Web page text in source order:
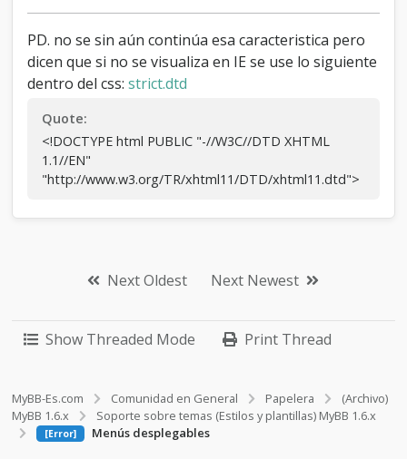
  display: inline; /*For IE*/
/* Root Menu */
  padding: 5px 15px 5px;
  float: none !important; /*For Opera*/
  float: left; /*For IE*/
  display: block;
  text-decoration: none;
  height: auto !important;
/* Root Menu Hover Persistence */
ul#menu a:hover,
PD. no se sin aún continúa esa caracteristica pero
dicen que si no se visualiza en IE se use lo siguiente
dentro del css:strict.dtd
Quote:
<!DOCTYPE html PUBLIC "-//W3C//DTD XHTML
1.1//EN"
"http://www.w3.org/TR/xhtml11/DTD/xhtml11.dtd">
Next Oldest Next Newest
Show Threaded Mode Print Thread
MyBB-Es.com Comunidad en General Papelera
(Archivo)
MyBB 1.6.x
Soporte sobre temas (Estilos y plantillas) MyBB 1.6.x
[Error] Menús desplegables